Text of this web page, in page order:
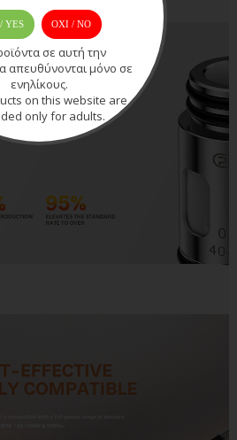
YES OXI / ΝΟ
σε αυτή την
απευθύνονται μόνο σε
ενηλίκους.
on this website are
only for adults.